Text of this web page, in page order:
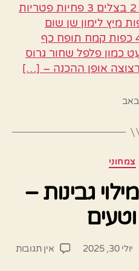
של סיון מלול המרכיבים- 2 בצלים 3 פחיות פטריות
4 כפות מיונז 2 כפות מיץ לימון שן שום
כתושה רבע כוס שמן זית 4 כפות קמח תופח כף
כמון פלפל שחור גרוס
אופן ההכנה – […]
קטגוריות
צמחוני
גבינות –
יולי 30, 2025 אין תגובות